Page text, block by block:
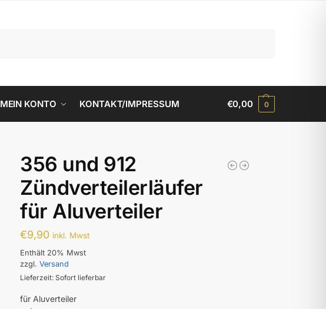
MEIN KONTO KONTAKT/IMPRESSUM €0,00 0
356 und 912
Zündverteilerläufer
für Aluverteiler
€9,90 inkl. Mwst
Enthält 20% Mwst
zzgl.Versand
Lieferzeit: Sofort lieferbar
für Aluverteiler